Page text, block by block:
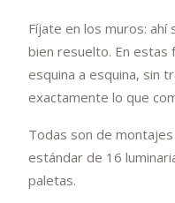
Fíjate en los muros:
bien resuelto. En
esquina a esquina, sin
exactamente lo que
Todas son de
estándar de 16
paletas.